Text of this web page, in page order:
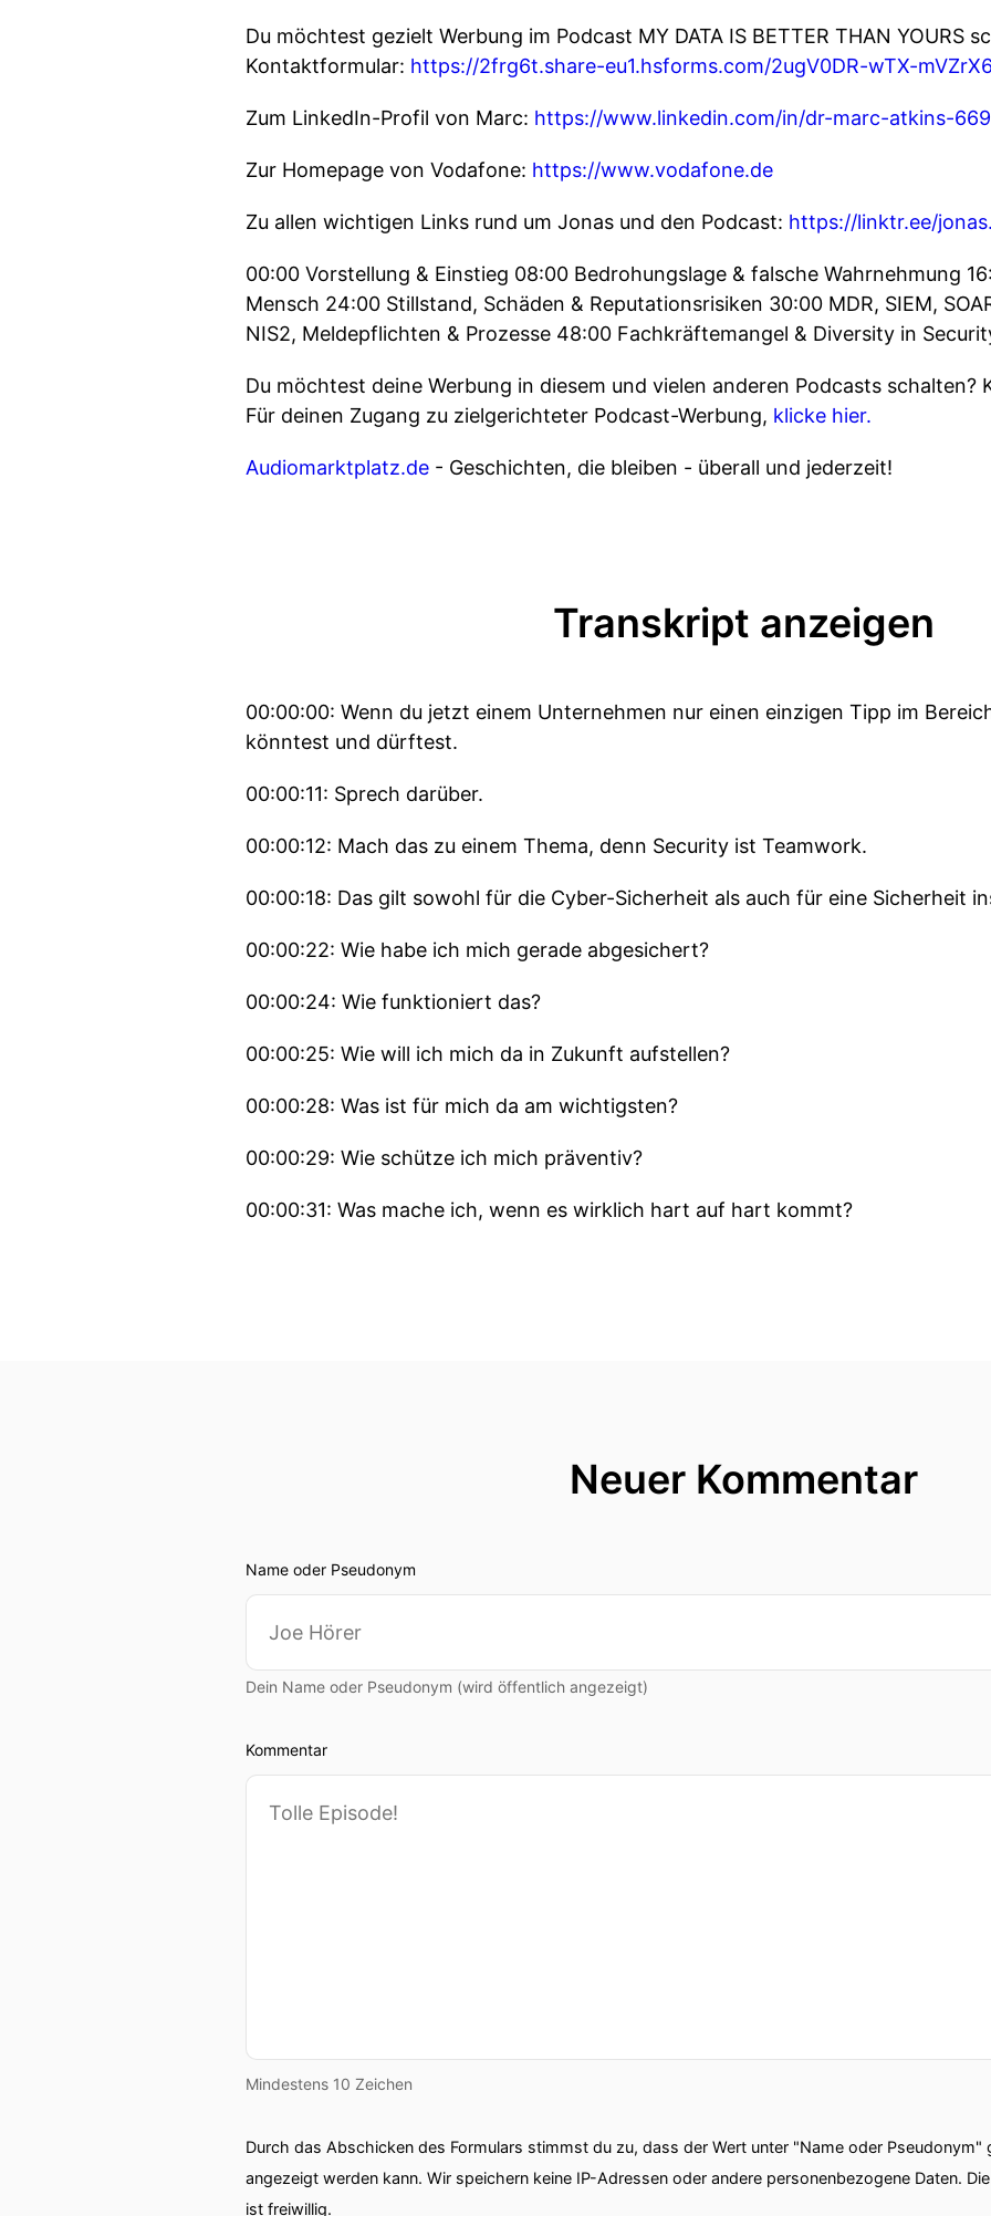
Du möchtest gezielt Werbung im Podcast MY DATA IS BETTER THAN YOURS
Kontaktformular: https://2frg6t.share-eu1.hsforms.com/2ugV0DR-wTX-
Zum LinkedIn-Profil von Marc: https://www.linkedin.com/in/dr-marc-atkins-
Zur Homepage von Vodafone: https://www.vodafone.de
Zu allen wichtigen Links rund um Jonas und den Podcast: https://linktr.ee/
00:00 Vorstellung & Einstieg 08:00 Bedrohungslage & falsche Wahrnehmung
Mensch 24:00 Stillstand, Schäden & Reputationsrisiken 30:00 MDR, SIEM,
NIS2, Meldepflichten & Prozesse 48:00 Fachkräftemangel & Diversity in
Du möchtest deine Werbung in diesem und vielen anderen Podcasts schalten?
Für deinen Zugang zu zielgerichteter Podcast-Werbung, klicke hier.
Audiomarktplatz.de - Geschichten, die bleiben - überall und jederzeit!
Transkript anzeigen
00:00:00: Wenn du jetzt einem Unternehmen nur einen einzigen Tipp im
könntest und dürftest.
00:00:11: Sprech darüber.
00:00:12: Mach das zu einem Thema, denn Security ist Teamwork.
00:00:18: Das gilt sowohl für die Cyber-Sicherheit als auch für eine Sicherheit
00:00:22: Wie habe ich mich gerade abgesichert?
00:00:24: Wie funktioniert das?
00:00:25: Wie will ich mich da in Zukunft aufstellen?
00:00:28: Was ist für mich da am wichtigsten?
00:00:29: Wie schütze ich mich präventiv?
00:00:31: Was mache ich, wenn es wirklich hart auf hart kommt?
00:00:54: Und sich darüber zu unterhalten, ist super wichtig, egal in welcher
00:00:59: Das wäre so mein Rat, also Securities ist Teamwork.
00:01:10: Und wo geht die Reise eigentlich in der Zukunft hin?
00:01:28: Schön, dass ihr eingeschalten habt.
Strategie bis zu unterschiedlichen Themen im Deep Dive zu beleuchten.
00:01:41: Heute spreche ich mir im lieben Mark.
Neuer Kommentar
Name oder Pseudonym
Dein Name oder Pseudonym (wird öffentlich angezeigt)
Kommentar
Mindestens 10 Zeichen
Durch das Abschicken des Formulars stimmst du zu, dass der Wert unter "Name oder
angezeigt werden kann. Wir speichern keine IP-Adressen oder andere personenbezogene Daten.
ist freiwillig.